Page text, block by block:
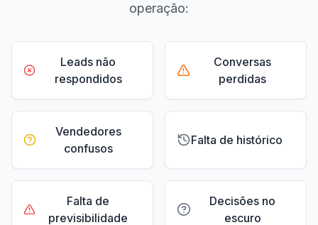
operação:
Leads não
respondidos
Conversas
perdidas
Vendedores
confusos
Falta de histórico
Falta de
previsibilidade
Decisões no
escuro